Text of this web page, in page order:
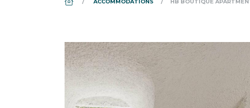
ACCOMMODATIONS HB BOUTIQUE